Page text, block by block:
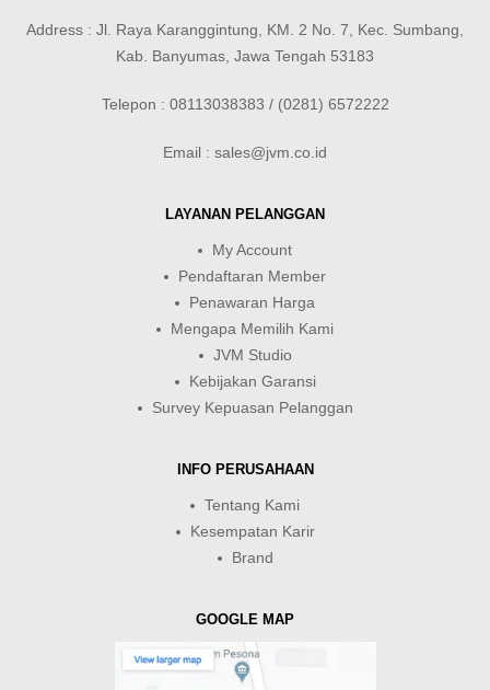
Address : Jl. Raya Karanggintung, KM. 2 No. 7, Kec. Sumbang,
Kab. Banyumas, Jawa Tengah 53183
Telepon : 08113038383 / (0281) 6572222
Email : sales@jvm.co.id
LAYANAN PELANGGAN
My Account
Pendaftaran Member
Penawaran Harga
Mengapa Memilih Kami
JVM Studio
Kebijakan Garansi
Survey Kepuasan Pelanggan
INFO PERUSAHAAN
Tentang Kami
Kesempatan Karir
Brand
GOOGLE MAP